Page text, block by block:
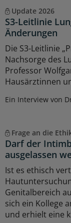
Update 2026
S3-Leitlinie
Änderungen
Die S3-Leitlinie
Nachsorge des
Professor
Hausärztinnen
Ein Interview von
Frage an die
Darf der
ausgelassen
Ist es ethisch
Genitalbereich
sich ein Kollege
und erhielt eine